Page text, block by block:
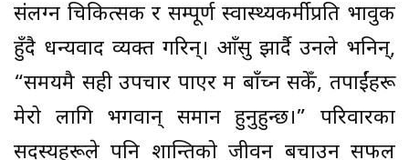
संलग्न चिकित्सक र सम्पूर्ण स्वास्थ्यकर्मीप्रति भावुक
हुँदै धन्यवाद व्यक्त गरिन्। आँसु झार्दै उनले भनिन्,
“समयमै सही उपचार पाएर म बाँच्न सकेँ, तपाईंहरू
मेरो लागि भगवान् समान हुनुहुन्छ।” परिवारका
सदस्यहरूले पनि शान्तिको जीवन बचाउन सफल